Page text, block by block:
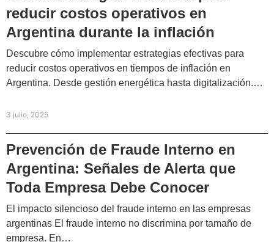
reducir costos operativos en
Argentina durante la inflación
Descubre cómo implementar estrategias efectivas para
reducir costos operativos en tiempos de inflación en
Argentina. Desde gestión energética hasta digitalización.…
3 julio, 2025
Prevención de Fraude Interno en
Argentina: Señales de Alerta que
Toda Empresa Debe Conocer
El impacto silencioso del fraude interno en las empresas
argentinas El fraude interno no discrimina por tamaño de
empresa. En…